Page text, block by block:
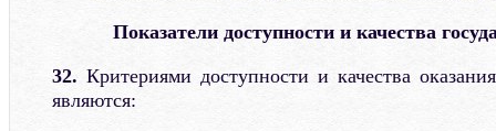
Показатели доступности и качества
32. Критериями доступности и качества
являются: